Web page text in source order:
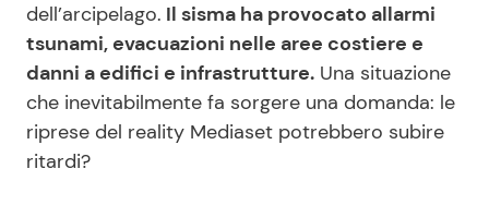
Seguici
Info
dell’arcipelago. Il sisma ha provocato allarmi
tsunami, evacuazioni nelle aree costiere e
danni a edifici e infrastrutture. Una situazione
che inevitabilmente fa sorgere una domanda: le
riprese del reality Mediaset potrebbero subire
ritardi?